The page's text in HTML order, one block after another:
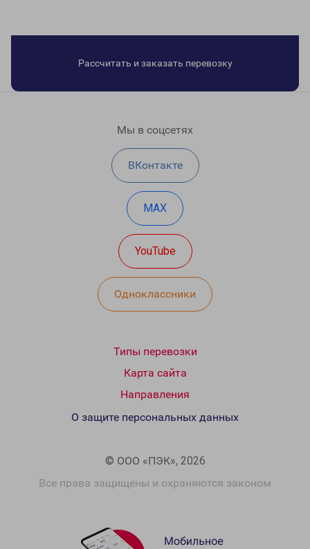
Рассчитать и заказать перевозку
Мы в соцсетях
ВКонтакте
MAX
YouTube
Одноклассники
Типы перевозки
Карта сайта
Направления
© ООО «ПЭК», 2026
Все права защищены и охраняются законом
О защите персональных данных